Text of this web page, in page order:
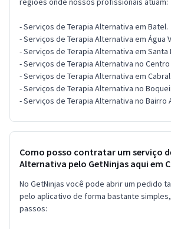
- Serviços de Terapia Alternativa em Batel.
- Serviços de Terapia Alternativa em Água
- Serviços de Terapia Alternativa em Santa
- Serviços de Terapia Alternativa no Centro
- Serviços de Terapia Alternativa em Cabral.
- Serviços de Terapia Alternativa no
- Serviços de Terapia Alternativa no Bairro
Como posso contratar um serviço
Alternativa pelo GetNinjas aqui em
No GetNinjas você pode abrir um pedido
pelo aplicativo de forma bastante
passos: